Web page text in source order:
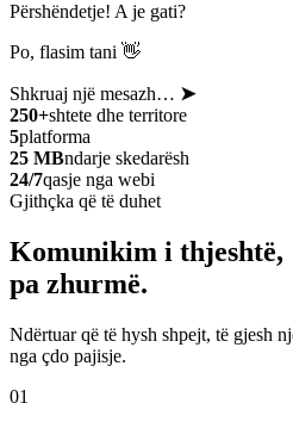
Përshëndetje! A je gati?
Po, flasim tani 👋
Shkruaj një mesazh… ➤
250+shtete dhe territore
5platforma
25 MBndarje skedarësh
24/7qasje nga webi
Gjithçka që të duhet
Komunikim i thjeshtë,
pa zhurmë.
Ndërtuar që të hysh shpejt, të gjesh
nga çdo pajisje.
01